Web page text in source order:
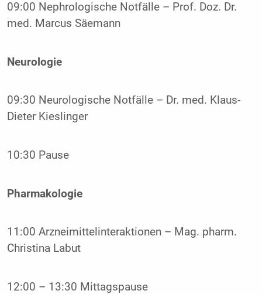
09:00 Nephrologische Notfälle – Prof. Doz. Dr.
med. Marcus Säemann
Neurologie
09:30 Neurologische Notfälle – Dr. med. Klaus-
Dieter Kieslinger
10:30 Pause
Pharmakologie
11:00 Arzneimittelinteraktionen – Mag. pharm.
Christina Labut
12:00 – 13:30 Mittagspause